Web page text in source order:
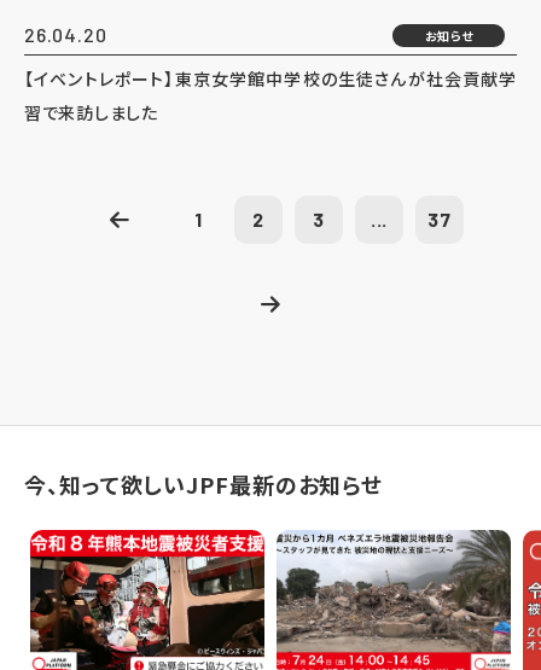
26.04.20 お知らせ
【イベントレポート】東京女学館中学校の生徒さんが社会貢献学
習で来訪しました
1 2 3 ... 37
今、知って欲しいJPF最新のお知らせ